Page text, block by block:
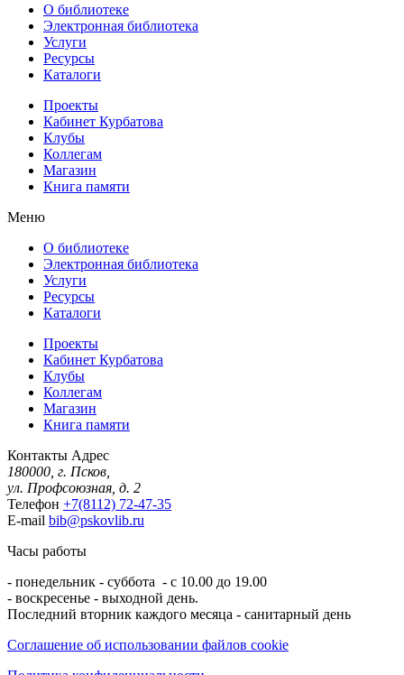
О библиотеке
Электронная библиотека
Услуги
Ресурсы
Каталоги
Проекты
Кабинет Курбатова
Клубы
Коллегам
Магазин
Книга памяти
Меню
О библиотеке
Электронная библиотека
Услуги
Ресурсы
Каталоги
Проекты
Кабинет Курбатова
Клубы
Коллегам
Магазин
Книга памяти
Контакты Адрес
180000, г. Псков,
ул. Профсоюзная, д. 2
Телефон +7(8112) 72-47-35
E-mail bib@pskovlib.ru
Часы работы
- понедельник - суббота - с 10.00 до 19.00
- воскресенье - выходной день.
Последний вторник каждого месяца - санитарный день
Соглашение об использовании файлов cookie